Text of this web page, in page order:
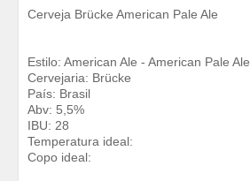
Cerveja Brücke American Pale Ale
Estilo: American Ale - American Pale Ale
Cervejaria: Brücke
País: Brasil
Abv: 5,5%
IBU: 28
Temperatura ideal:
Copo ideal: